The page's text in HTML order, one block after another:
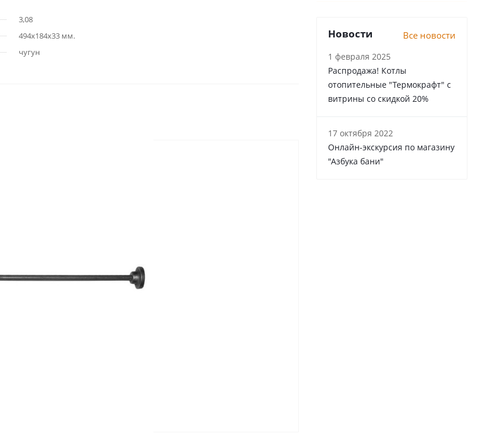
3,08
494х184х33 мм.
чугун
Новости Все новости
1 февраля 2025
Распродажа! Котлы
отопительные "Термокрафт" с
витрины со скидкой 20%
17 октября 2022
Онлайн-экскурсия по магазину
"Азбука бани"